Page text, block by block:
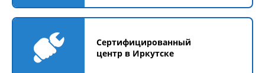
Сертифицированный
центр в Иркутске